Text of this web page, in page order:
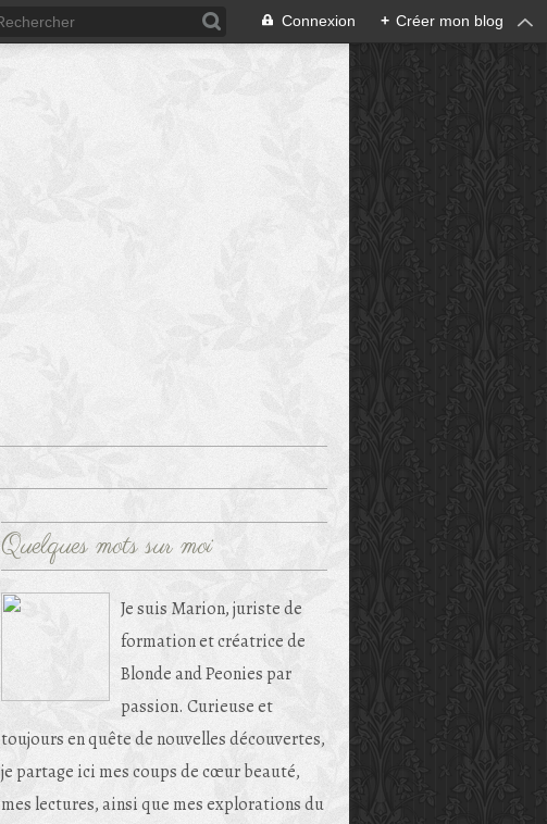
Connexion + Créer mon blog
Quelques mots sur moi
Je suis Marion, juriste de
formation et créatrice de
Blonde and Peonies par
passion. Curieuse et
toujours en quête de nouvelles découvertes,
je partage ici mes coups de cœur beauté,
mes lectures, ainsi que mes explorations du